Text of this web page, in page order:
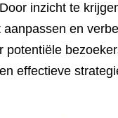
inzicht te
en
potentiële
effectieve